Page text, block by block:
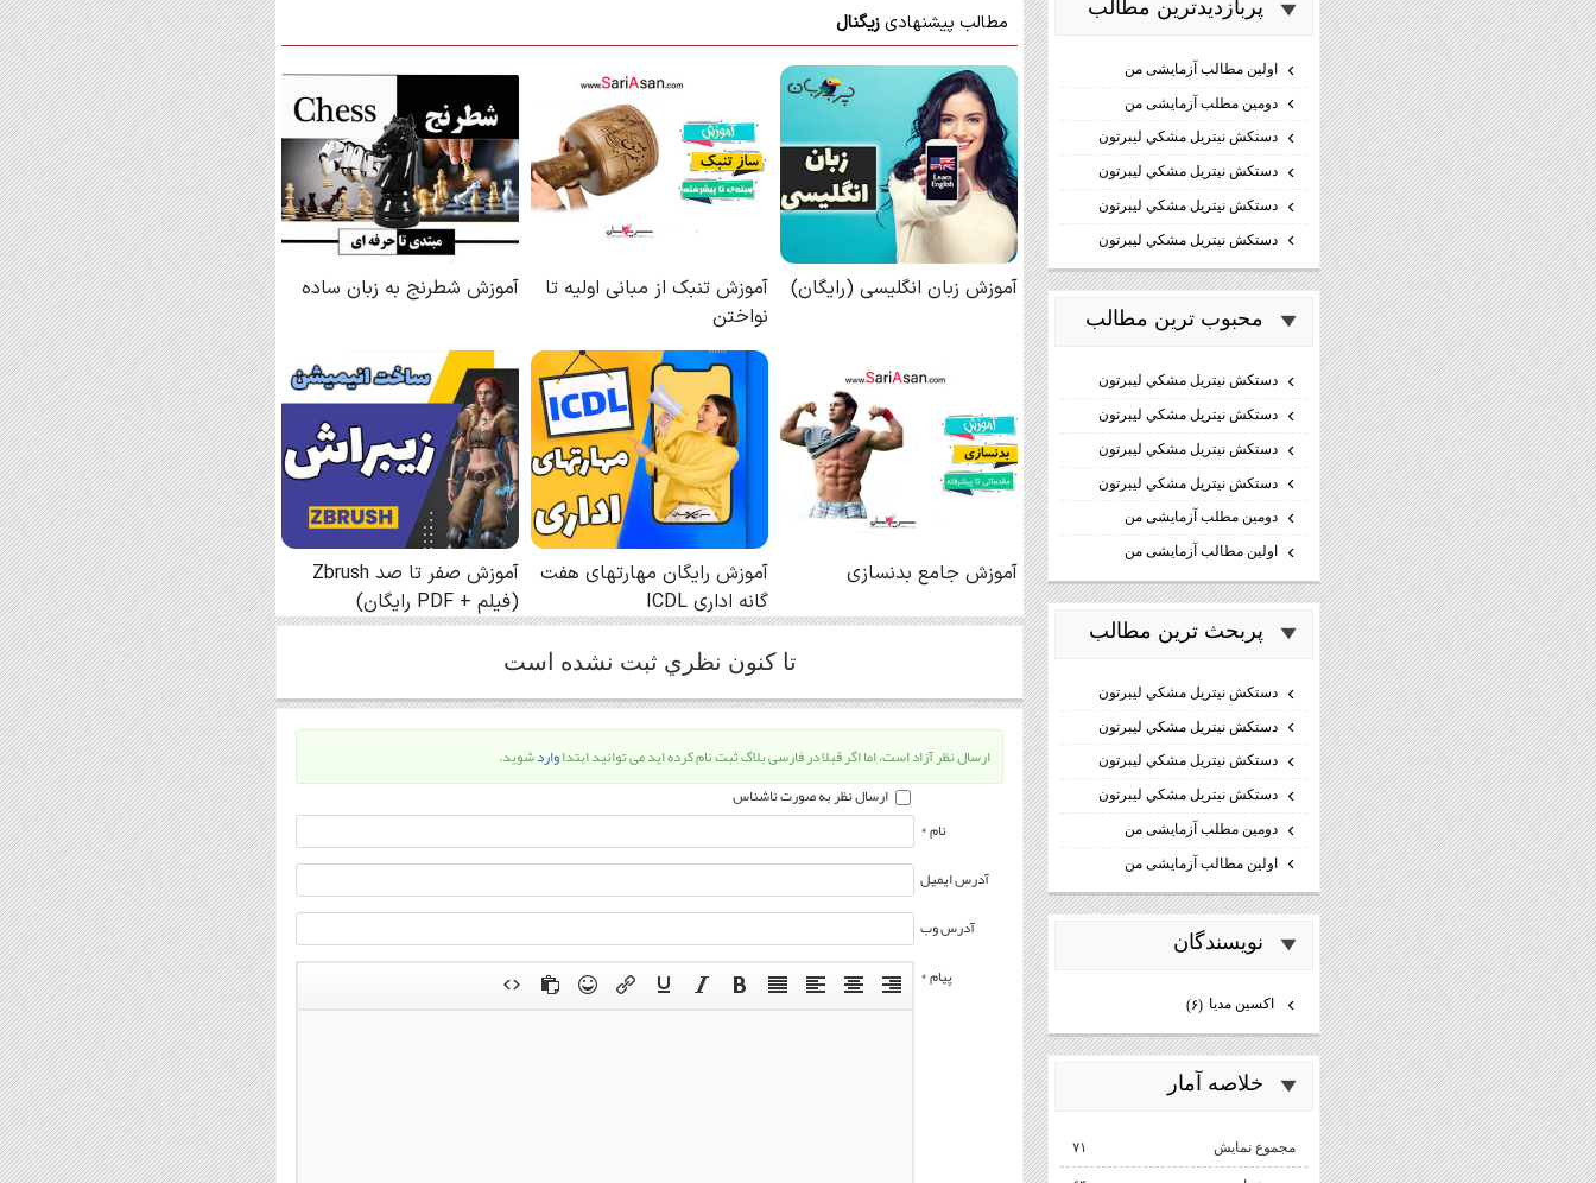
تا كنون نظري ثبت نشده است
ارسال نظر آزاد است، اما اگر قبلا در فارسی بلاگ ثبت نام کرده اید می توانید ابتداواردشوید.
ارسال نظر به صورت ناشناس
نام *
آدرس ایمیل
آدرس وب
پیام *
پربازديدترين مطالب
اولین مطالب آزمایشی من
دومین مطلب آزمایشی من
دستكش نيتريل مشكي ليبرتون
دستكش نيتريل مشكي ليبرتون
دستكش نيتريل مشكي ليبرتون
دستكش نيتريل مشكي ليبرتون
محبوب ترين مطالب
دستكش نيتريل مشكي ليبرتون
دستكش نيتريل مشكي ليبرتون
دستكش نيتريل مشكي ليبرتون
دستكش نيتريل مشكي ليبرتون
دومین مطلب آزمایشی من
اولین مطالب آزمایشی من
پربحث ترين مطالب
دستكش نيتريل مشكي ليبرتون
دستكش نيتريل مشكي ليبرتون
دستكش نيتريل مشكي ليبرتون
دستكش نيتريل مشكي ليبرتون
دومین مطلب آزمایشی من
اولین مطالب آزمایشی من
نويسندگان
اكسين مديا (۶)
خلاصه آمار
مجموع نمایش‌ ۷۱